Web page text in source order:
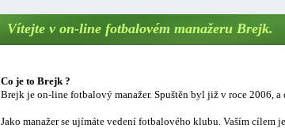
Vítejte v on-line fotbalovém manažeru Brejk.
Co je to Brejk ?
Brejk je on-line fotbalový manažer. Spuštěn byl již v roce 2006, a
Jako manažer se ujímáte vedení fotbalového klubu. Vaším